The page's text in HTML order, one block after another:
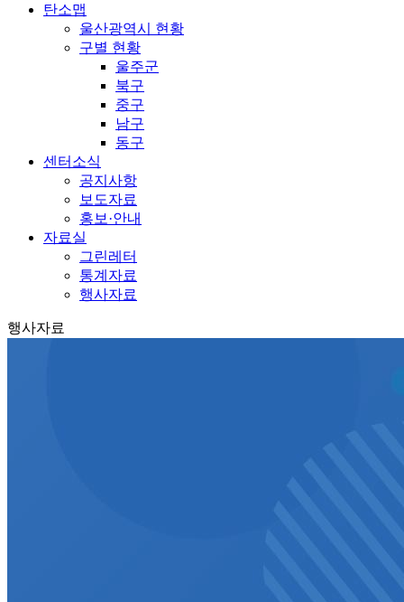
탄소맵
울산광역시 현황
구별 현황
울주군
북구
중구
남구
동구
센터소식
공지사항
보도자료
홍보·안내
자료실
그린레터
통계자료
행사자료
행사자료